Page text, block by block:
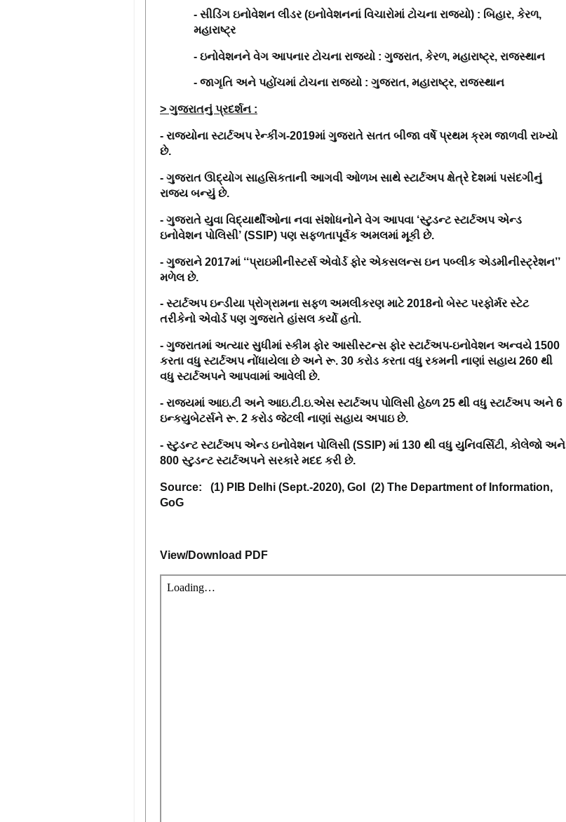
- સીડિંગ ઇનોવેશન લીડર (ઇનોવેશનનાં વિચારોમાં ટોચના રાજ્યો) : બિહાર, કેરળ,
મહારાષ્ટ્ર
- ઇનોવેશનને વેગ આપનાર ટોચના રાજ્યો : ગુજરાત, કેરળ, મહારાષ્ટ્ર, રાજસ્થાન
- જાગૃતિ અને પહોંચમાં ટોચના રાજ્યો : ગુજરાત, મહારાષ્ટ્ર, રાજસ્થાન
> ગુજરાતનું પ્રદર્શન :
- રાજયોના સ્ટાર્ટઅપ રેન્કીંગ-2019માં ગુજરાતે સતત બીજા વર્ષે પ્રથમ ક્રમ જાળવી રાખ્યો
છે.
- ગુજરાત ઊદ્યોગ સાહસિકતાની આગવી ઓળખ સાથે સ્ટાર્ટઅપ ક્ષેત્રે દેશમાં પસંદગીનું
રાજ્ય બન્યું છે.
- ગુજરાતે યુવા વિદ્યાર્થીઓના નવા સંશોધનોને વેગ આપવા ‘સ્ટુડન્ટ સ્ટાર્ટઅપ એન્ડ
ઇનોવેશન પોલિસી’ (SSIP) પણ સફળતાપૂર્વક અમલમાં મૂકી છે.
- ગુજરાને 2017માં ‘‘પ્રાઇમીનીસ્ટર્સ એવોર્ડ ફોર એકસલન્સ ઇન પબ્લીક એડમીનીસ્ટ્રેશન’’
મળેલ છે.
- સ્ટાર્ટઅપ ઇન્ડીયા પ્રોગ્રામના સફળ અમલીકરણ માટે2018નો બેસ્ટ પરફોર્મર સ્ટેટ
તરીકેનો એવોર્ડ પણ ગુજરાતે હાંસલ કર્યો હતો.
- ગુજરાતમાં અત્યાર સુધીમાં સ્કીમ ફોર આસીસ્ટન્સ ફોર સ્ટાર્ટઅપ-ઇનોવેશન અન્વયે 1500
કરતા વધુ સ્ટાર્ટઅપ નોંધાયેલા છે અને રૂ. 30 કરોડ કરતા વધુ રકમની નાણાં સહાય 260 થી
વધુ સ્ટાર્ટઅપને આપવામાં આવેલી છે.
- રાજ્યમાં આઇ.ટી અને આઇ.ટી.ઇ.એસ સ્ટાર્ટઅપ પોલિસી હેઠળ25 થી વધુ સ્ટાર્ટઅપ અને 6
ઇન્કયુબેટર્સને રૂ. 2 કરોડ જેટલી નાણાં સહાય અપાઇ છે.
- સ્ટુડન્ટ સ્ટાર્ટઅપ એન્ડ ઇનોવેશન પોલિસી (SSIP) માં 130 થી વધુ યુનિવર્સિટી, કોલેજો અને
800 સ્ટુડન્ટ સ્ટાર્ટઅપને સરકારે મદદ કરી છે.
Source: (1) PIB Delhi (Sept.-2020), GoI
(2) The Department of Information,
GoG
View/Download PDF